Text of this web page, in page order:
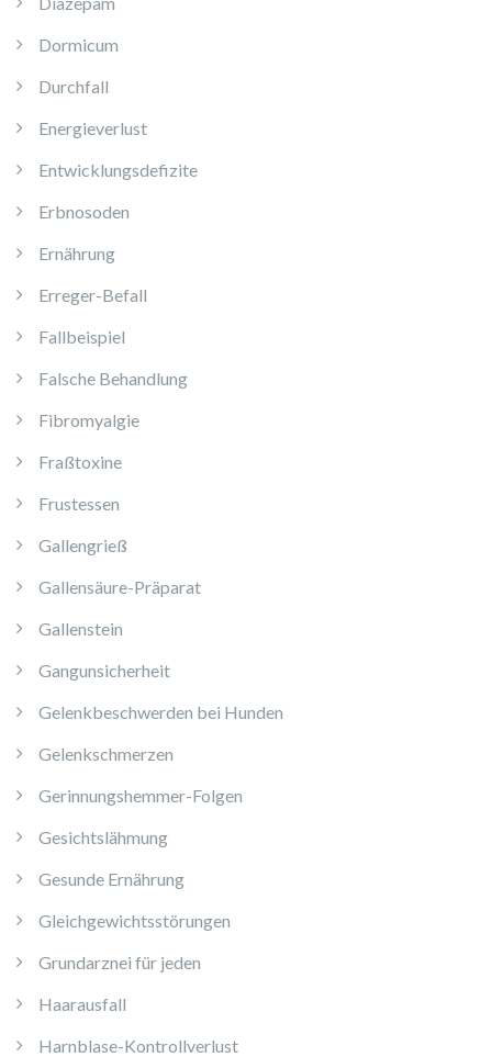
Dormicum
Durchfall
Energieverlust
Entwicklungsdefizite
Erbnosoden
Ernährung
Erreger-Befall
Fallbeispiel
Falsche Behandlung
Fibromyalgie
Fraßtoxine
Frustessen
Gallengrieß
Gallensäure-Präparat
Gallenstein
Gangunsicherheit
Gelenkbeschwerden bei Hunden
Gelenkschmerzen
Gerinnungshemmer-Folgen
Gesichtslähmung
Gesunde Ernährung
Gleichgewichtsstörungen
Grundarznei für jeden
Haarausfall
Harnblase-Kontrollverlust